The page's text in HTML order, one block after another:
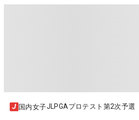
国内女子JLPGAプロテスト第2次予選